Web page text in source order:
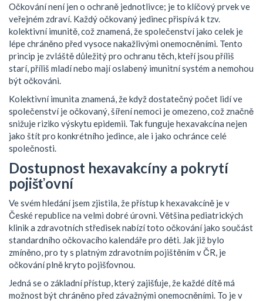
Očkování není jen o ochraně jednotlivce; je to klíčový prvek ve
veřejném zdraví. Každý očkovaný jedinec přispívá k tzv.
kolektivní imunitě, což znamená, že společenství jako celek je
lépe chráněno před vysoce nakažlivými onemocněními. Tento
princip je zvláště důležitý pro ochranu těch, kteří jsou příliš
starí, příliš mladí nebo mají oslabený imunitní systém a nemohou
být očkováni.
Kolektivní imunita znamená, že když dostatečný počet lidí ve
společenství je očkovaný, šíření nemoci je omezeno, což značně
snižuje riziko výskytu epidemii. Tak funguje hexavakcína nejen
jako štít pro konkrétního jedince, ale i jako ochránce celé
společnosti.
Dostupnost hexavakcíny a pokrytí
pojišťovní
Ve svém hledání jsem zjistila, že přístup k hexavakcíně je v
České republice na velmi dobré úrovni. Většina pediatrických
klinik a zdravotních středisek nabízí toto očkování jako součást
standardního očkovacího kalendáře pro děti. Jak již bylo
zmíněno, pro ty s platným zdravotním pojištěním v ČR, je
očkování plně kryto pojišťovnou.
Jedná se o základní přístup, který zajišťuje, že každé dítě má
možnost být chráněno před závažnými onemocněními. To je v